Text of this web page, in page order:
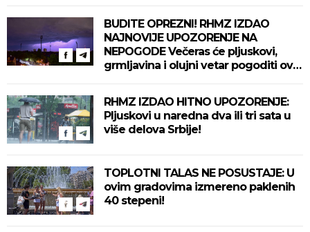
BUDITE OPREZNI! RHMZ IZDAO
NAJNOVIJE UPOZORENJE NA
NEPOGODE Večeras će pljuskovi,
grmljavina i olujni vetar pogoditi ove
RHMZ IZDAO HITNO UPOZORENJE:
Pljuskovi u naredna dva ili tri sata u
više delova Srbije!
TOPLOTNI TALAS NE POSUSTAJE: U
ovim gradovima izmereno paklenih
40 stepeni!